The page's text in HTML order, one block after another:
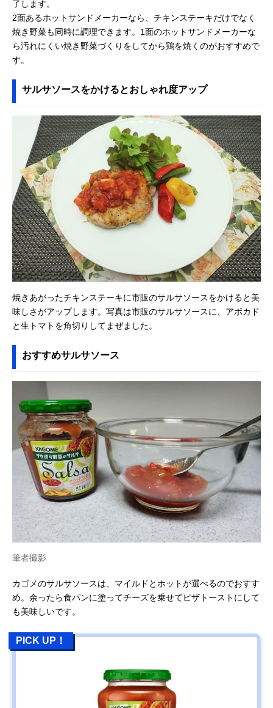
了します。
2面あるホットサンドメーカーなら、チキンステーキだけでなく
焼き野菜も同時に調理できます。1面のホットサンドメーカーな
ら汚れにくい焼き野菜づくりをしてから鶏を焼くのがおすすめで
す。
サルサソースをかけるとおしゃれ度アップ
焼きあがったチキンステーキに市販のサルサソースをかけると美
味しさがアップします。写真は市販のサルサソースに、アボカド
と生トマトを角切りしてまぜました。
おすすめサルサソース
筆者撮影
カゴメのサルサソースは、マイルドとホットが選べるのでおすす
め。余ったら食パンに塗ってチーズを乗せてピザトーストにして
も美味しいです。
PICK UP！